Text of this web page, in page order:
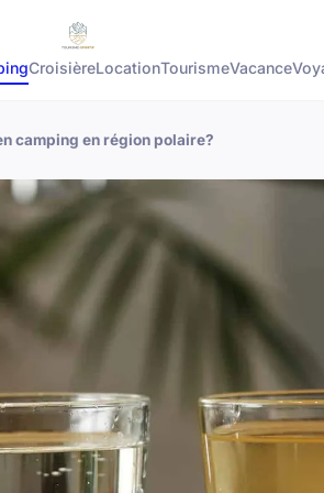
CroisièreLocationTourismeVacance
camping en région polaire?